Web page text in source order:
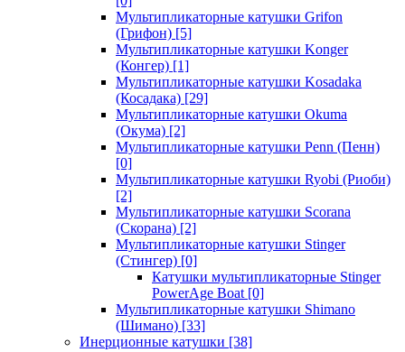
Мультипликаторные катушки Grifon
(Грифон) [5]
Мультипликаторные катушки Konger
(Конгер) [1]
Мультипликаторные катушки Kosadaka
(Косадака) [29]
Мультипликаторные катушки Okuma
(Окума) [2]
Мультипликаторные катушки Penn (Пенн)
[0]
Мультипликаторные катушки Ryobi (Риоби)
[2]
Мультипликаторные катушки Scorana
(Скорана) [2]
Мультипликаторные катушки Stinger
(Стингер) [0]
Катушки мультипликаторные Stinger
PowerAge Boat [0]
Мультипликаторные катушки Shimano
(Шимано) [33]
Инерционные катушки [38]